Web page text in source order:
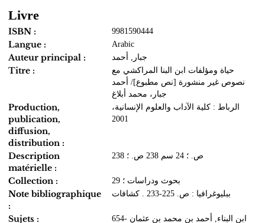
Livre
ISBN : 9981590444
Langue : Arabic
Auteur principal : جبار‏, ‏أحمد‏
Titre :
حياة ومؤلفات ابن البنا المراكشي مع
نصوص غير منشورة‏ ‏[نص مطبوع]‏/ ‏أحمد
جبار، محمد أبلاغ
Production,
publication,
diffusion,
distribution :
الرباط‏ : ‏كلية الآداب والعلوم الإنسانية‏‏،
Description
matérielle :
238 ص.‏ ؛ ‏24 سم 238 ص.‏ ؛
Collection : بحوث ودراسات‏ ؛ ‏29
Note bibliographique
:
ببليوغرافيا : ص. 225-233 . كشافات
Sujets :
ابن البناء‏, ‏أحمد بن محمد بن عثمان‏ ‏654-